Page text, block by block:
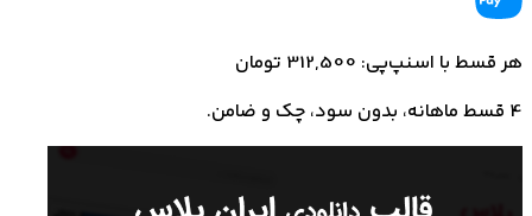
هر قسط با اسنپ‌پی: 312,500 تومان
4 قسط ماهانه، بدون سود، چک و ضامن.